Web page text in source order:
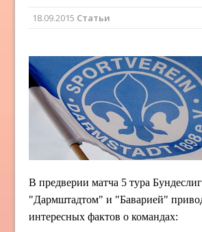
18.09.2015 Статьи
В предверии матча 5 тура
"Дармштадтом" и "Баварией"
интересных фактов о командах: